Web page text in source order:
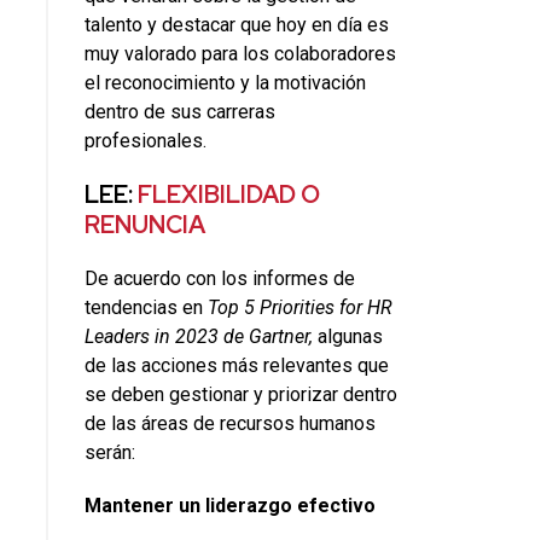
talento y destacar que hoy en día es
muy valorado para los colaboradores
el reconocimiento y la motivación
dentro de sus carreras
profesionales.
LEE:FLEXIBILIDAD O
RENUNCIA
De acuerdo con los informes de
tendencias enTop 5 Priorities for HR
Leaders in 2023 de Gartner, algunas
de las acciones más relevantes que
se deben gestionar y priorizar dentro
de las áreas de recursos humanos
serán:
Mantener un liderazgo efectivo